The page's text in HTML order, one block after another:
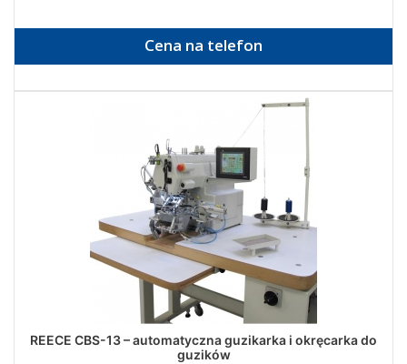
Cena na telefon
REECE CBS-13 – automatyczna guzikarka i okręcarka do
guzików